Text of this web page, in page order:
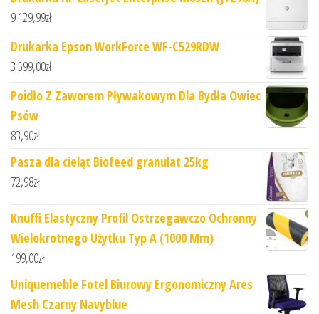
9 129,99zł
Drukarka Epson WorkForce WF-C529RDW
3 599,00zł
Poidło Z Zaworem Pływakowym Dla Bydła Owiec
Psów
83,90zł
Pasza dla cieląt Biofeed granulat 25kg
72,98zł
Knuffi Elastyczny Profil Ostrzegawczo Ochronny
Wielokrotnego Użytku Typ A (1000 Mm)
199,00zł
Uniquemeble Fotel Biurowy Ergonomiczny Ares
Mesh Czarny Navyblue